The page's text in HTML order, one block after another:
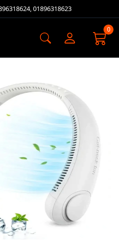
01896318623
0